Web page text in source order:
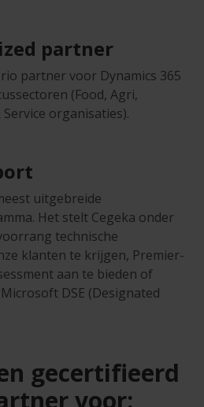
partner
partner voor Dynamics 365
(Food, Agri,
organisaties)​.
uitgebreide
Het stelt Cegeka onder
technische
klanten te krijgen, Premier-
aan te bieden of
DSE (Designated
gecertifieerd
voor: